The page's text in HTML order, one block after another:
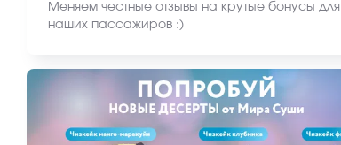
Меняем честные отзывы на крутые бонусы для
наших пассажиров :)